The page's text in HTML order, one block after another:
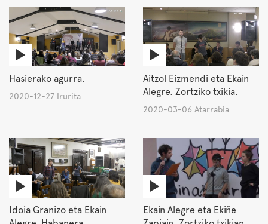
Hasierako agurra.
2020-12-27 Irurita
Aitzol Eizmendi eta Ekain
Alegre. Zortziko txikia.
2020-03-06 Atarrabia
Idoia Granizo eta Ekain
Ekain Alegre eta Ekiñe